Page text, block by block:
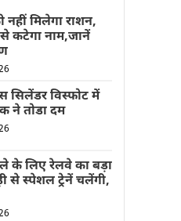
नहीं मिलेगा राशन,
से कटेगा नाम,जानें
सिलेंडर विस्फोट में
ने तोडा दम
के लिए रेलवे का बड़ा
से स्पेशल ट्रेनें चलेंगी,